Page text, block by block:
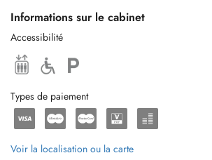
Informations sur le cabinet
Accessibilité
Types de paiement
Voir la localisation ou la carte